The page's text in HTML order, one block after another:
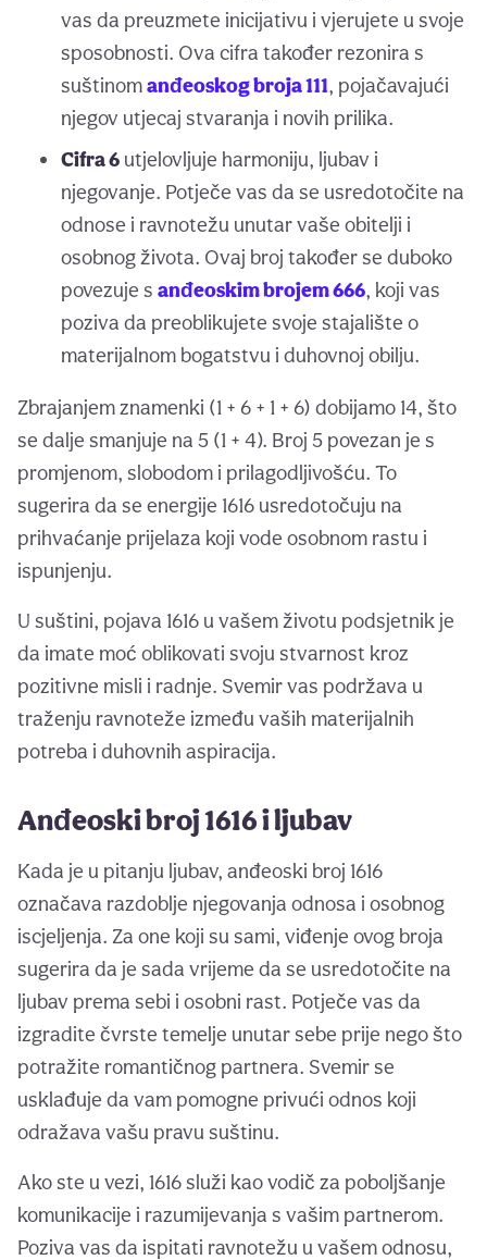
vas da preuzmete inicijativu i vjerujete u svoje
sposobnosti. Ova cifra također rezonira s
suštinomanđeoskog broja 111, pojačavajući
njegov utjecaj stvaranja i novih prilika.
Cifra 6 utjelovljuje harmoniju, ljubav i
njegovanje. Potječe vas da se usredotočite na
odnose i ravnotežu unutar vaše obitelji i
osobnog života. Ovaj broj također se duboko
povezuje s anđeoskim brojem 666, koji vas
poziva da preoblikujete svoje stajalište o
materijalnom bogatstvu i duhovnoj obilju.
Zbrajanjem znamenki (1 + 6 + 1 + 6) dobijamo 14, što
se dalje smanjuje na 5 (1 + 4). Broj 5 povezan je s
promjenom, slobodom i prilagodljivošću. To
sugerira da se energije 1616 usredotočuju na
prihvaćanje prijelaza koji vode osobnom rastu i
ispunjenju.
U suštini, pojava 1616 u vašem životu podsjetnik je
da imate moć oblikovati svoju stvarnost kroz
pozitivne misli i radnje. Svemir vas podržava u
traženju ravnoteže između vaših materijalnih
potreba i duhovnih aspiracija.
Anđeoski broj 1616 i ljubav
Kada je u pitanju ljubav, anđeoski broj 1616
označava razdoblje njegovanja odnosa i osobnog
iscjeljenja. Za one koji su sami, viđenje ovog broja
sugerira da je sada vrijeme da se usredotočite na
ljubav prema sebi i osobni rast. Potječe vas da
izgradite čvrste temelje unutar sebe prije nego što
potražite romantičnog partnera. Svemir se
usklađuje da vam pomogne privući odnos koji
odražava vašu pravu suštinu.
Ako ste u vezi, 1616 služi kao vodič za poboljšanje
komunikacije i razumijevanja s vašim partnerom.
Poziva vas da ispitati ravnotežu u vašem odnosu,